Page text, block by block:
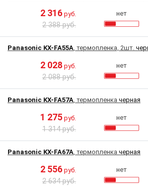
2 316 руб.
2 388 руб.
нет
Panasonic KX-FA55A, термопленка, 2шт.
2 028 руб.
2 088 руб.
нет
Panasonic KX-FA57A, термопленка черная
1 275 руб.
1 314 руб.
нет
Panasonic KX-FA67A, термопленка черная
2 556 руб.
2 634 руб.
нет